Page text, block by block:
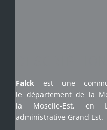
Falck est une
le département de la
la Moselle-Est, en
administrative Grand Est.